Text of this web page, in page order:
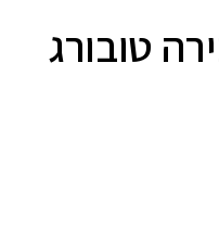
טובורג